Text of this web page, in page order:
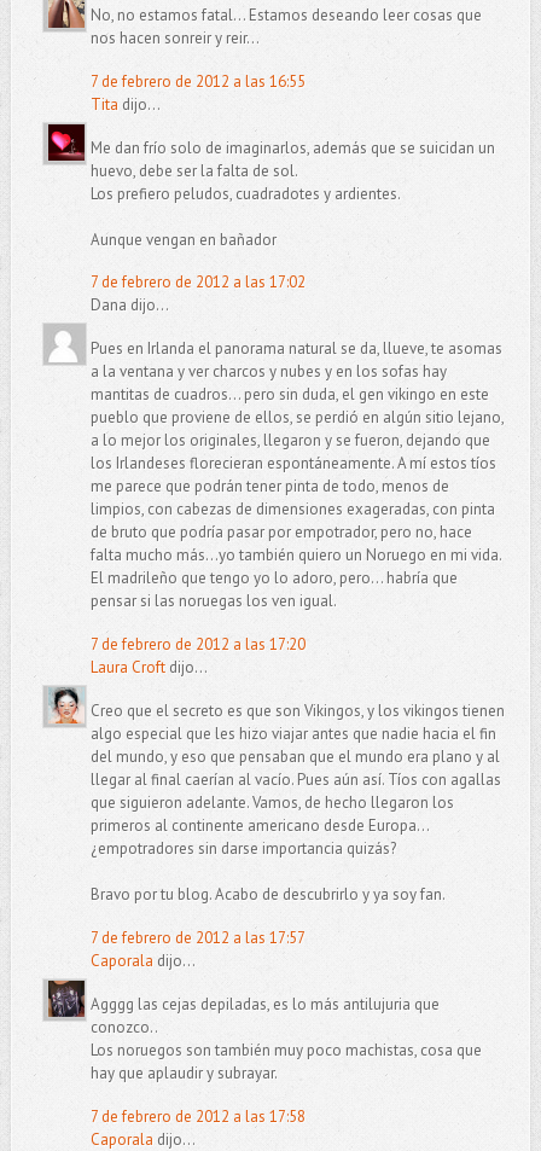
No, no estamos fatal... Estamos deseando leer cosas que
nos hacen sonreir y reir...
7 de febrero de 2012 a las 16:55
Tita dijo...
Me dan frío solo de imaginarlos, además que se suicidan un
huevo, debe ser la falta de sol.
Los prefiero peludos, cuadradotes y ardientes.
Aunque vengan en bañador
7 de febrero de 2012 a las 17:02
Dana dijo...
Pues en Irlanda el panorama natural se da, llueve, te asomas
a la ventana y ver charcos y nubes y en los sofas hay
mantitas de cuadros... pero sin duda, el gen vikingo en este
pueblo que proviene de ellos, se perdió en algún sitio lejano,
a lo mejor los originales, llegaron y se fueron, dejando que
los Irlandeses florecieran espontáneamente. A mí estos tíos
me parece que podrán tener pinta de todo, menos de
limpios, con cabezas de dimensiones exageradas, con pinta
de bruto que podría pasar por empotrador, pero no, hace
falta mucho más...yo también quiero un Noruego en mi vida.
El madrileño que tengo yo lo adoro, pero... habría que
pensar si las noruegas los ven igual.
7 de febrero de 2012 a las 17:20
Laura Croftdijo...
Creo que el secreto es que son Vikingos, y los vikingos tienen
algo especial que les hizo viajar antes que nadie hacia el fin
del mundo, y eso que pensaban que el mundo era plano y al
llegar al final caerían al vacío. Pues aún así. Tíos con agallas
que siguieron adelante. Vamos, de hecho llegaron los
primeros al continente americano desde Europa...
¿empotradores sin darse importancia quizás?
Bravo por tu blog. Acabo de descubrirlo y ya soy fan.
7 de febrero de 2012 a las 17:57
Caporala dijo...
Agggg las cejas depiladas, es lo más antilujuria que
conozco..
Los noruegos son también muy poco machistas, cosa que
hay que aplaudir y subrayar.
7 de febrero de 2012 a las 17:58
Caporala dijo...